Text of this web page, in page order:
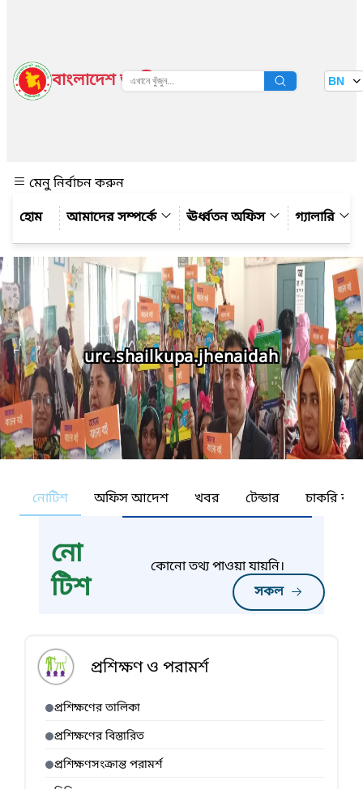
বাংলাদেশ জাতীয় তথ্য বাতায়ন BN
মেনু নির্বাচন করুন
আমাদের সম্পর্কে
ঊর্ধ্বতন অফিস গ্যালারি
urc.shailkupa.jhenaidah
নোটিশ অফিস আদেশ খবর টেন্ডার চাকরি
নো
টিশ
সকল
কোনো তথ্য পাওয়া যায়নি।
প্রশিক্ষণ ও পরামর্শ
প্রশিক্ষণের তালিকা
প্রশিক্ষণের বিস্তারিত
প্রশিক্ষণসংক্রান্ত পরামর্শ